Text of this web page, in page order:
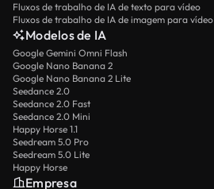
Fluxos de trabalho de IA de texto para vídeo
Fluxos de trabalho de IA de imagem para vídeo
Modelos de IA
Google Gemini Omni Flash
Google Nano Banana 2
Google Nano Banana 2 Lite
Seedance 2.0
Seedance 2.0 Fast
Seedance 2.0 Mini
Happy Horse 1.1
Seedream 5.0 Pro
Seedream 5.0 Lite
Happy Horse
Empresa